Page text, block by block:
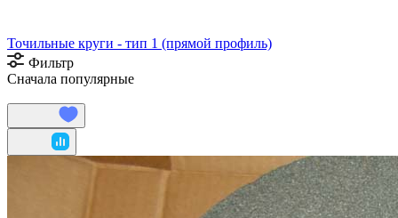
Точильные круги - тип 1 (прямой профиль)
Фильтр
Сначала популярные